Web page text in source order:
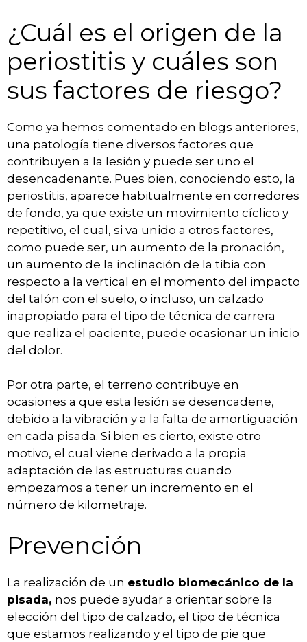
¿Cuál es el origen de la
periostitis y cuáles son
sus factores de riesgo?
Como ya hemos comentado en blogs anteriores,
una patología tiene diversos factores que
contribuyen a la lesión y puede ser uno el
desencadenante. Pues bien, conociendo esto, la
periostitis, aparece habitualmente en corredores
de fondo, ya que existe un movimiento cíclico y
repetitivo, el cual, si va unido a otros factores,
como puede ser, un aumento de la pronación,
un aumento de la inclinación de la tibia con
respecto a la vertical en el momento del impacto
del talón con el suelo, o incluso, un calzado
inapropiado para el tipo de técnica de carrera
que realiza el paciente, puede ocasionar un inicio
del dolor.
Por otra parte, el terreno contribuye en
ocasiones a que esta lesión se desencadene,
debido a la vibración y a la falta de amortiguación
en cada pisada. Si bien es cierto, existe otro
motivo, el cual viene derivado a la propia
adaptación de las estructuras cuando
empezamos a tener un incremento en el
número de kilometraje.
Prevención
La realización de un estudio biomecánico de la
pisada, nos puede ayudar a orientar sobre la
elección del tipo de calzado, el tipo de técnica
que estamos realizando y el tipo de pie que